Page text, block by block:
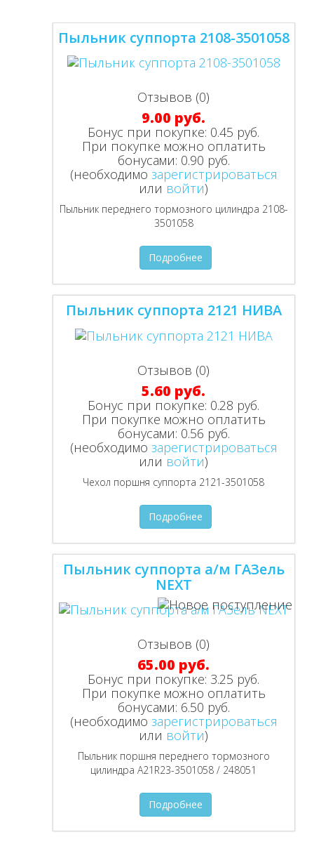
Пыльник суппорта 2108-3501058
Отзывов (0)
9.00 руб.
Бонус при покупке: 0.45 руб.
При покупке можно оплатить
бонусами: 0.90 руб.
(необходимо зарегистрироваться
или войти)
Пыльник переднего тормозного цилиндра 2108-
3501058
Подробнее
Пыльник суппорта 2121 НИВА
Отзывов (0)
5.60 руб.
Бонус при покупке: 0.28 руб.
При покупке можно оплатить
бонусами: 0.56 руб.
(необходимо зарегистрироваться
или войти)
Чехол поршня суппорта 2121-3501058
Подробнее
Пыльник суппорта а/м ГАЗель
NEXT
Отзывов (0)
65.00 руб.
Бонус при покупке: 3.25 руб.
При покупке можно оплатить
бонусами: 6.50 руб.
(необходимо зарегистрироваться
или войти)
Пыльник поршня переднего тормозного
цилиндра A21R23-3501058 / 248051
Подробнее